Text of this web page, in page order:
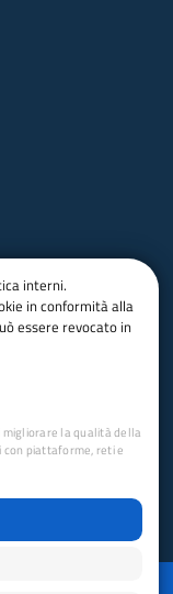
interni.
in conformità alla
essere revocato in
la qualità della
piattaforme, reti e